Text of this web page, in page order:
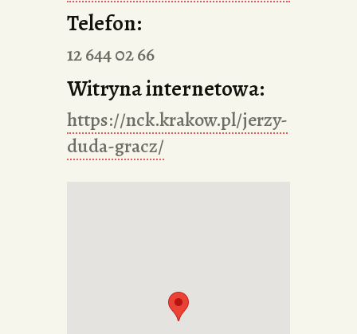
Telefon:
12 644 02 66
Witryna internetowa:
https://nck.krakow.pl/jerzy-
duda-gracz/